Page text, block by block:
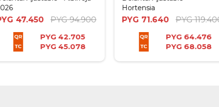
47.450 PYG 94.900
PYG 42.705
PYG 45.078
Hortensia
PYG 71.640 PYG
PYG 64.476
PYG 68.058